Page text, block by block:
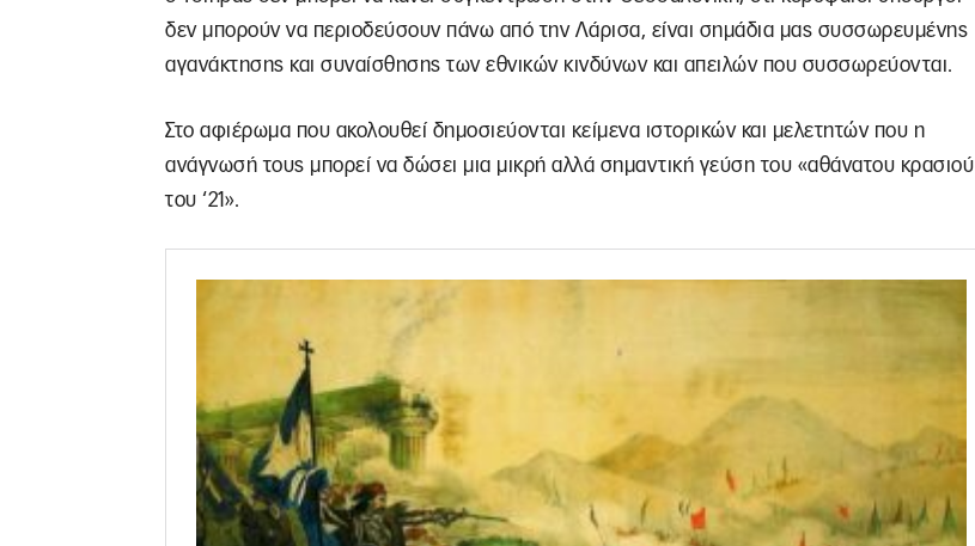
δεν μπορούν να περιοδεύσουν πάνω από την Λάρισα, είναι σημάδια μας συσσωρευμένης
αγανάκτησης και συναίσθησης των εθνικών κινδύνων και απειλών που συσσωρεύονται.
Στο αφιέρωμα που ακολουθεί δημοσιεύονται κείμενα ιστορικών και μελετητών που η
ανάγνωσή τους μπορεί να δώσει μια μικρή αλλά σημαντική γεύση του «αθάνατου κρασιού
του ‘21».